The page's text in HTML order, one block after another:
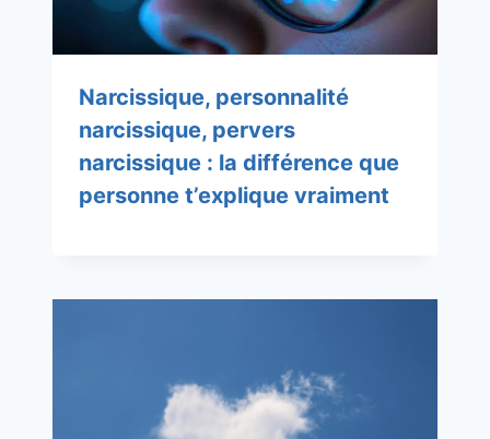
Narcissique, personnalité
narcissique, pervers
narcissique : la différence que
personne t’explique vraiment